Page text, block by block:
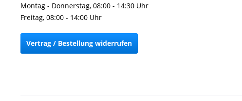
Montag - Donnerstag, 08:00 - 14:30 Uhr
Freitag, 08:00 - 14:00 Uhr
Vertrag / Bestellung widerrufen